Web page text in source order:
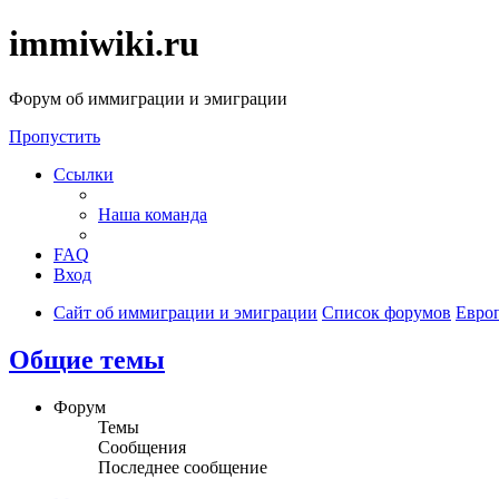
immiwiki.ru
Форум об иммиграции и эмиграции
Пропустить
Ссылки
Наша команда
FAQ
Вход
Сайт об иммиграции и эмиграции Список форумов
Общие темы
Форум
Темы
Сообщения
Последнее сообщение